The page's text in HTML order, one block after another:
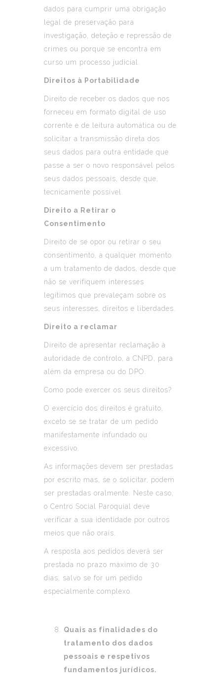
dados para cumprir uma obrigação
legal de preservação para
investigação, deteção e repressão de
crimes ou porque se encontra em
curso um processo judicial.
Direitos à Portabilidade
Direito de receber os dados que nos
forneceu em formato digital de uso
corrente e de leitura automática ou de
solicitar a transmissão direta dos
seus dados para outra entidade que
passe a ser o novo responsável pelos
seus dados pessoais, desde que,
tecnicamente possível.
Direito a Retirar o
Consentimento
Direito de se opor ou retirar o seu
consentimento, a qualquer momento
a um tratamento de dados, desde que
não se verifiquem interesses
legítimos que prevaleçam sobre os
seus interesses, direitos e liberdades.
Direito a reclamar
Direito de apresentar reclamação à
autoridade de controlo, a CNPD, para
além da empresa ou do DPO.
Como pode exercer os seus direitos?
O exercício dos direitos é gratuito,
exceto se se tratar de um pedido
manifestamente infundado ou
excessivo.
As informações devem ser prestadas
por escrito mas, se o solicitar, podem
ser prestadas oralmente. Neste caso,
o Centro Social Paroquial deve
verificar a sua identidade por outros
meios que não orais.
A resposta aos pedidos deverá ser
prestada no prazo máximo de 30
dias, salvo se for um pedido
especialmente complexo.
Quais as finalidades do
tratamento dos dados
pessoais e respetivos
fundamentos jurídicos.